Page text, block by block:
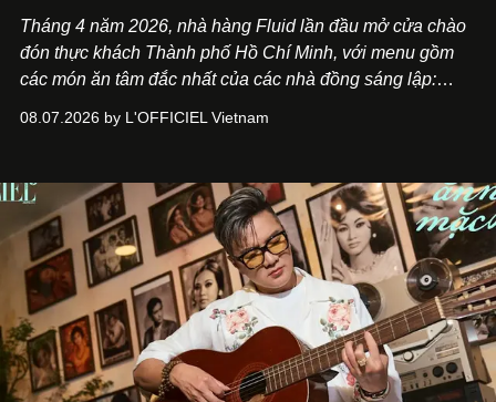
Tháng 4 năm 2026, nhà hàng Fluid lần đầu mở cửa chào
đón thực khách Thành phố Hồ Chí Minh, với menu gồm
các món ăn tâm đắc nhất của các nhà đồng sáng lập:
món ăn đa dạng từ Á đến Âu nhanh chóng được yêu thích
mang đến niềm vui cho thực khách.
08.07.2026 by L'OFFICIEL Vietnam